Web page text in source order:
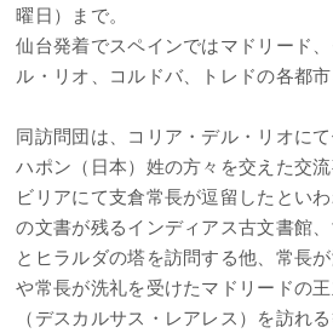
曜日）まで。
仙台発着でスペインではマドリード
ル・リオ、コルドバ、トレドの各都市
同訪問団は、コリア・デル・リオに
ハポン（日本）姓の方々を交えた交
ビリアにて支倉常長が逗留したとい
の文書が残るインディアス古文書館
とヒラルダの塔を訪問する他、常長
や常長が洗礼を受けたマドリードの
（デスカルサス・レアレス）を訪れ